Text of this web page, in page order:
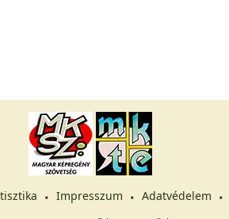
Impresszum Adatvédelem